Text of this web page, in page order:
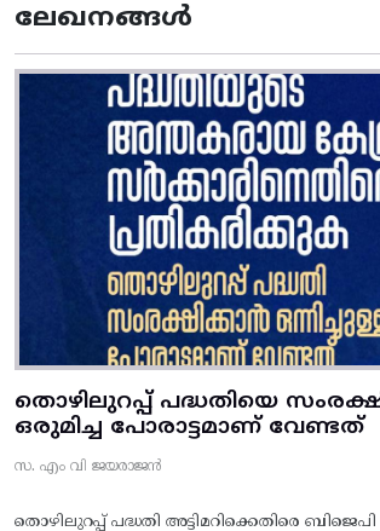
ലേഖനങ്ങൾ
തൊഴിലുറപ്പ് പദ്ധതിയെ
ഒരുമിച്ച പോരാട്ടമാണ് വേണ്ടത്
സ. എം വി ജയരാജൻ
തൊഴിലുറപ്പ് പദ്ധതി അട്ടിമറിക്കെതിരെ ബിജെപി